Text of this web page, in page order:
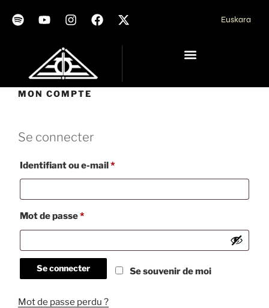
Euskara
MON COMPTE
Se connecter
Identifiant ou e-mail*
Mot de passe*
Se souvenir de moi
Se connecter
Mot de passe perdu ?